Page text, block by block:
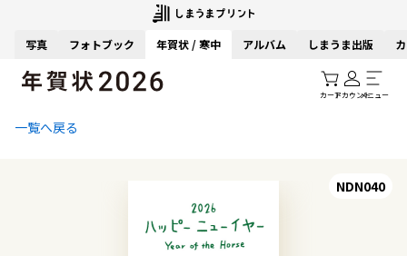
写真 フォトブック 年賀状 / 寒中 アルバム しまうま出版
カートアカウントメニュー
一覧へ戻る
NDN040